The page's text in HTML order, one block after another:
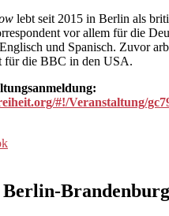
lebt seit 2015 in Berlin als
vor allem für die
und Spanisch. Zuvor
für die BBC in den USA.
#!/Veranstaltung/
Brandenburg